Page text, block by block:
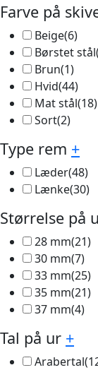
Farve på
Beige(6)
Børstet stål
Brun(1)
Hvid(44)
Mat stål(18)
Sort(2)
Type rem +
Læder(48)
Lænke(30)
Størrelse på
28 mm(21)
30 mm(7)
33 mm(25)
35 mm(21)
37 mm(4)
Tal på ur +
Arabertal